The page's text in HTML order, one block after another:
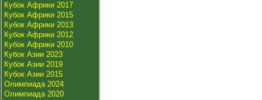
Кубок Африки 2017
Кубок Африки 2015
Кубок Африки 2013
Кубок Африки 2012
Кубок Африки 2010
Кубок Азии 2023
Кубок Азии 2019
Кубок Азии 2015
Олимпиада 2024
Олимпиада 2020